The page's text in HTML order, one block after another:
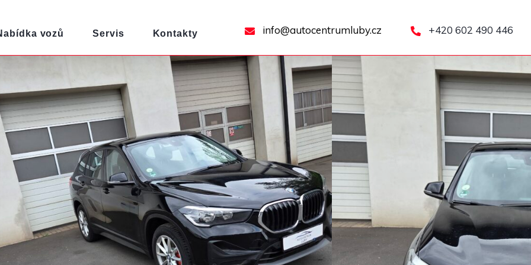
vozů Servis Kontakty info@autocentrumluby.cz +420 602 490 446